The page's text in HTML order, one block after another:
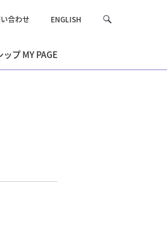
合わせ ENGLISH
サ
を
プ MY PAGE